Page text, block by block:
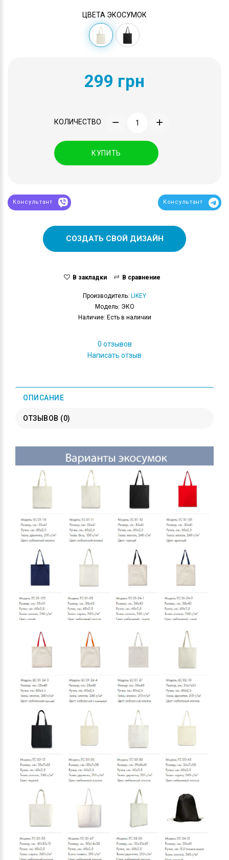
ЦВЕТА ЭКОСУМОК
299 грн
КОЛИЧЕСТВО
КУПИТЬ
Консультант Консультант
СОЗДАТЬ СВОЙ ДИЗАЙН
В закладки В сравнение
Производитель: LIKEY
Модель: ЭКО
Наличие: Есть в наличии
0 отзывов
Написать отзыв
ОПИСАНИЕ
ОТЗЫВОВ (0)